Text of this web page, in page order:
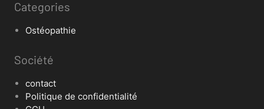
Categories
Ostéopathie
Société
contact
Politique de confidentialité